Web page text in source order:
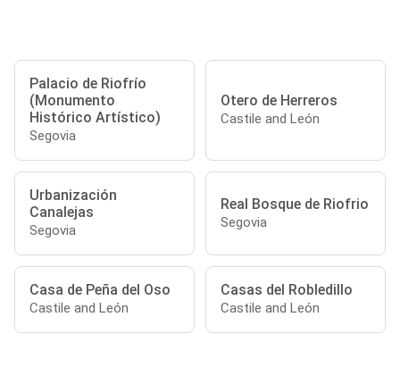
Palacio de Riofrío
(Monumento
Histórico Artístico)
Segovia
Otero de Herreros
Castile and León
Urbanización
Canalejas
Segovia
Real Bosque de Riofrio
Segovia
Casa de Peña del Oso
Castile and León
Casas del Robledillo
Castile and León